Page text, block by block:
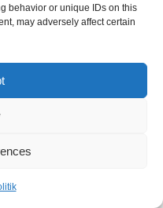
behavior or unique IDs on this
may adversely affect certain